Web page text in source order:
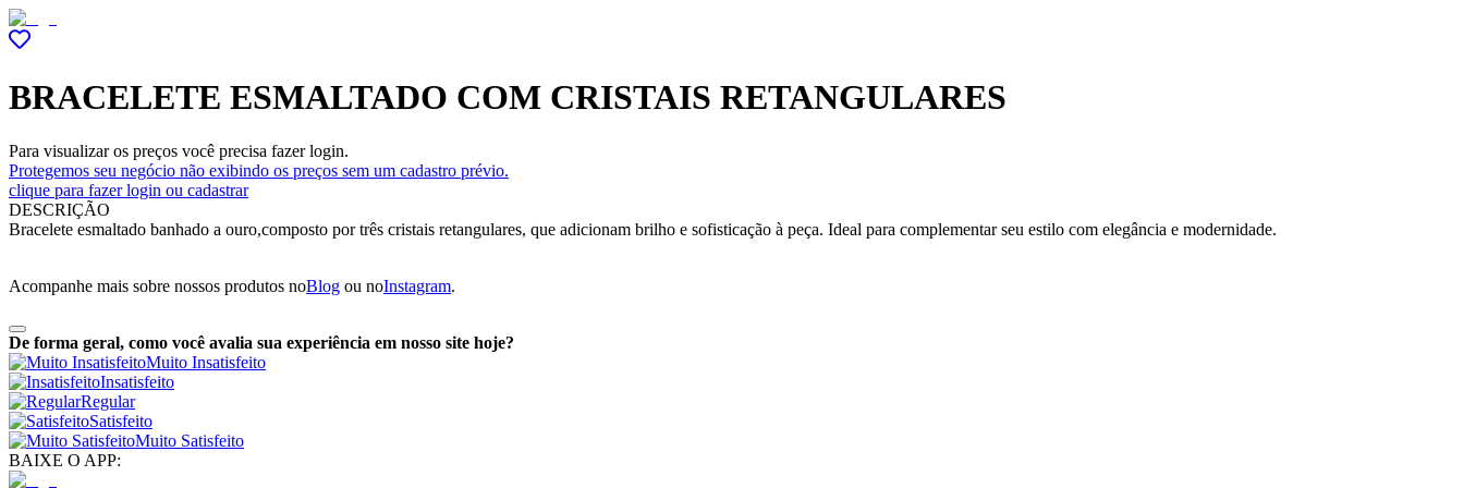
BRACELETE ESMALTADO COM CRISTAIS RETANGULARES
Para visualizar os preços você precisa fazer login.
Protegemos seu negócio não exibindo os preços sem um cadastro prévio.
clique para fazer login ou cadastrar
DESCRIÇÃO
Bracelete esmaltado banhado a ouro,composto por três cristais retangulares, que adicionam brilho e sofisticação à peça. Ideal para complementar seu estilo com elegância e modernidade.
Acompanhe mais sobre nossos produtos noBlog ou noInstagram.
De forma geral, como você avalia sua experiência em nosso site hoje?
Muito Insatisfeito
Insatisfeito
Regular
Satisfeito
Muito Satisfeito
BAIXE O APP: